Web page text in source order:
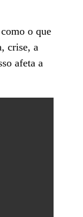
o que
crise, a
afeta a